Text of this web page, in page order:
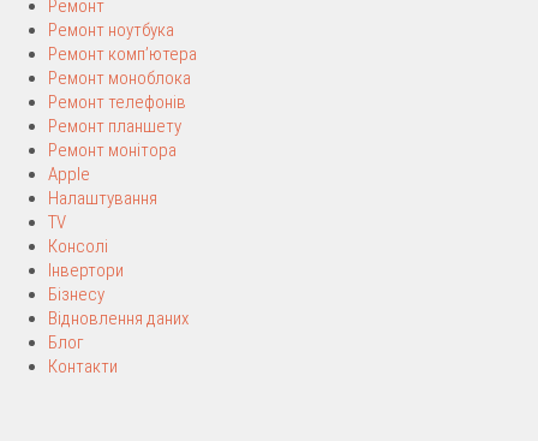
Ремонт
Ремонт ноутбука
Ремонт комп’ютера
Ремонт моноблока
Ремонт телефонів
Ремонт планшету
Ремонт монітора
Apple
Налаштування
TV
Консолі
Інвертори
Бізнесу
Відновлення даних
Блог
Контакти